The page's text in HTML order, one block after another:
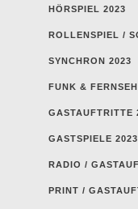
HÖRSPIEL 2023
ROLLENSPIEL /
SYNCHRON 2023
FUNK &
GASTAUFTRITTE
GASTSPIELE 2023
RADIO /
PRINT /